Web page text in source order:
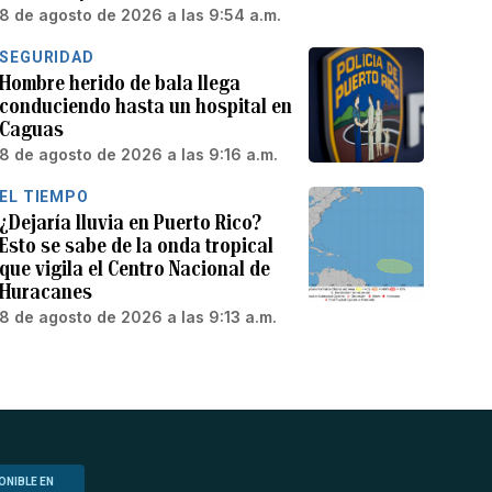
8 de agosto de 2026 a las 9:54 a.m.
SEGURIDAD
Hombre herido de bala llega
conduciendo hasta un hospital en
Caguas
8 de agosto de 2026 a las 9:16 a.m.
EL TIEMPO
¿Dejaría lluvia en Puerto Rico?
Esto se sabe de la onda tropical
que vigila el Centro Nacional de
Huracanes
8 de agosto de 2026 a las 9:13 a.m.
EN